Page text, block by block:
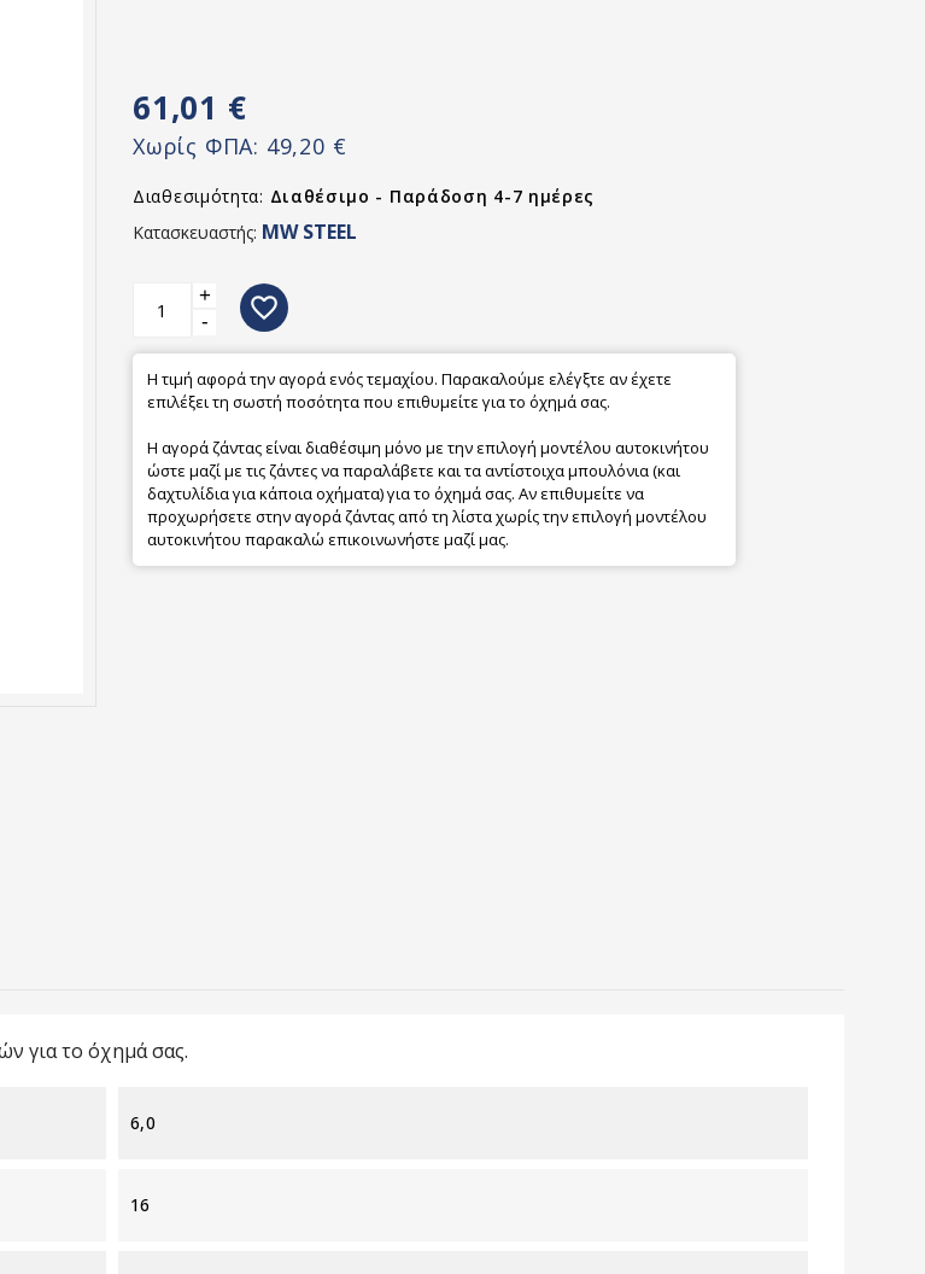
61,01 €
Χωρίς ΦΠΑ: 49,20 €
Διαθεσιμότητα: Διαθέσιμο - Παράδοση 4-7 ημέρες
Κατασκευαστής: MW STEEL
+
-
favorite_border
Η τιμή αφορά την αγορά ενός τεμαχίου. Παρακαλούμε ελέγξτε αν έχετε
επιλέξει τη σωστή ποσότητα που επιθυμείτε για το όχημά σας.
Η αγορά ζάντας είναι διαθέσιμη μόνο με την επιλογή μοντέλου αυτοκινήτου
ώστε μαζί με τις ζάντες να παραλάβετε και τα αντίστοιχα μπουλόνια (και
δαχτυλίδια για κάποια οχήματα) για το όχημά σας. Αν επιθυμείτε να
προχωρήσετε στην αγορά ζάντας από τη λίστα χωρίς την επιλογή μοντέλου
αυτοκινήτου παρακαλώ επικοινωνήστε μαζί μας.
για το όχημά σας.
6,0
16